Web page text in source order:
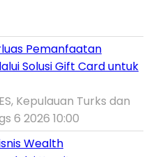
Pemanfaatan
Solusi Gift Card untuk
Kepulauan Turks dan
6 2026 10:00
Wealth